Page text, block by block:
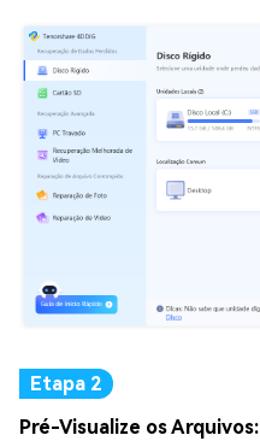
Pré-Visualize os Arquivos: